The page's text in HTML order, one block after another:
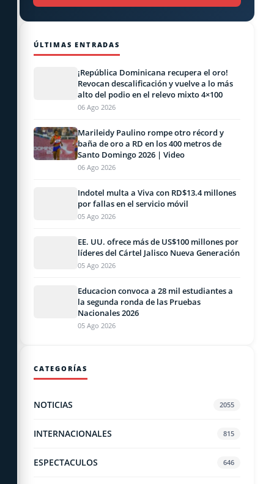
ÚLTIMAS ENTRADAS
¡República Dominicana recupera el oro!
Revocan descalificación y vuelve a lo más
alto del podio en el relevo mixto 4×100
06 Ago 2026
Marileidy Paulino rompe otro récord y
baña de oro a RD en los 400 metros de
Santo Domingo 2026 | Video
06 Ago 2026
Indotel multa a Viva con RD$13.4 millones
por fallas en el servicio móvil
05 Ago 2026
EE. UU. ofrece más de US$100 millones por
líderes del Cártel Jalisco Nueva Generación
05 Ago 2026
Educacion convoca a 28 mil estudiantes a
la segunda ronda de las Pruebas
Nacionales 2026
05 Ago 2026
CATEGORÍAS
NOTICIAS 2055
INTERNACIONALES 815
ESPECTACULOS 646